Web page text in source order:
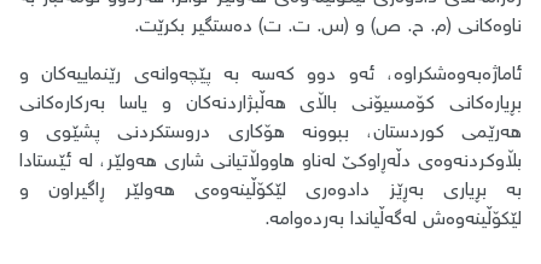
ناوەکانی (م. ح. ص) و (س. ت. ت) دەستگیر بکرێت.
ئاماژەبەوەشکراوە، ئەو دوو کەسە بە پێچەوانەی رێنماییەکان و
بڕیارەکانی کۆمسیۆنی باڵای هەڵبژاردنەکان و یاسا بەرکارەکانی
هەرێمی کوردستان، ببوونە هۆکاری دروستکردنی پشێوی و
بڵاوکردنەوەی دڵەڕاوکێ لەناو هاووڵاتیانی شاری هەولێر، لە ئێستادا
بە بڕیاری بەڕێز دادوەری لێکۆڵینەوەی هەولێر ڕاگیراون و
لێکۆڵینەوەش لەگەڵیاندا بەردەوامە.